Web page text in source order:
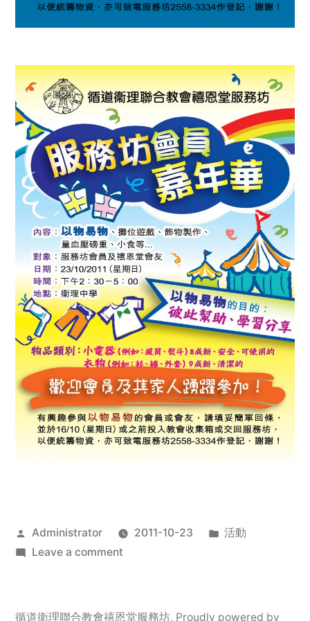
Posted
by
Administrator 2011-10-23
Posted
活動
Leave a commenton
服
循道衛理聯合教會禧恩堂服務坊, Proudly powered by